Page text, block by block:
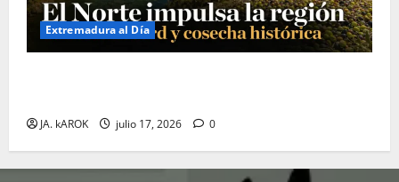
Extremadura al Día
JA. kAROK julio 17, 2026 0